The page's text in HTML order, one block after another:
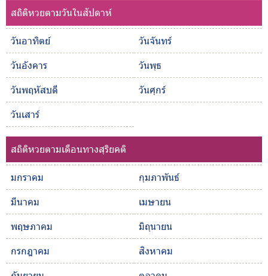
สถิติหวยตามวันในสัปดาห์
วันอาทิตย์
วันจันทร์
วันอังคาร
วันพุธ
วันพฤหัสบดี
วันศุกร์
วันเสาร์
สถิติหวยตามเดือนทางสุริยคติ
มกราคม
กุมภาพันธ์
มีนาคม
เมษายน
พฤษภาคม
มิถุนายน
กรกฎาคม
สิงหาคม